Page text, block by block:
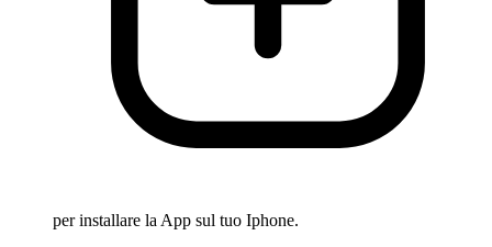
per installare la App sul tuo Iphone.